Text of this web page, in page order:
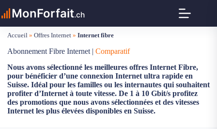
au
contenu
MonForfait.ch
Accueil » Offres Internet » Internet fibre
Abonnement Fibre Internet | Comparatif
Nous avons sélectionné les meilleures offres Internet Fibre,
pour bénéficier d’une connexion Internet ultra rapide en
Suisse. Idéal pour les familles ou les internautes qui souhaitent
profiter d’Internet à toute vitesse. De 1 à 10 Gbit/s profitez
des promotions que nous avons sélectionnées et des vitesses
Internet les plus élevées disponibles en Suisse.